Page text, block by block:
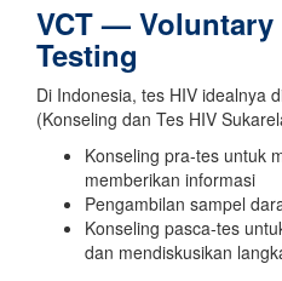
VCT —
Testing
Di Indonesia, tes HIV idealnya
(Konseling dan Tes HIV
Konseling pra-tes untuk
memberikan informasi
Pengambilan sampel
Konseling pasca-tes
dan mendiskusikan